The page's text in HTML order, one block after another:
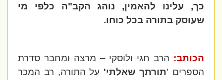
כך, עלינו להאמין, נוהג הקב"ה כלפי מי
שעוסק בתורה בכל כוחו.
הכותב:הרב חגי ולוסקי – מרצה ומחבר סדרת
הספרים 'תורתך שאלתי'על התורה, רב המכר